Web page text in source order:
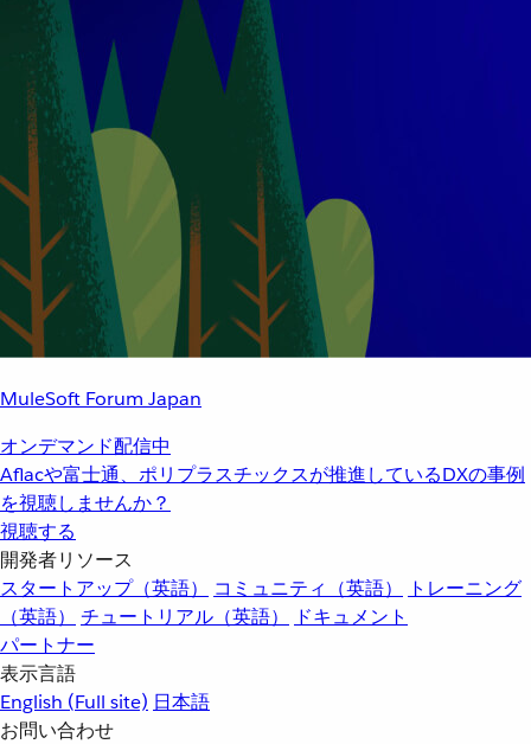
MuleSoft Forum Japan
オンデマンド配信中
Aflacや富士通、ポリプラスチックスが推進しているDXの事例
を視聴しませんか？
視聴する
開発者リソース
スタートアップ（英語）
コミュニティ（英語）
トレーニング
（英語）
チュートリアル（英語）
ドキュメント
パートナー
表示言語
English (Full site) 日本語
お問い合わせ